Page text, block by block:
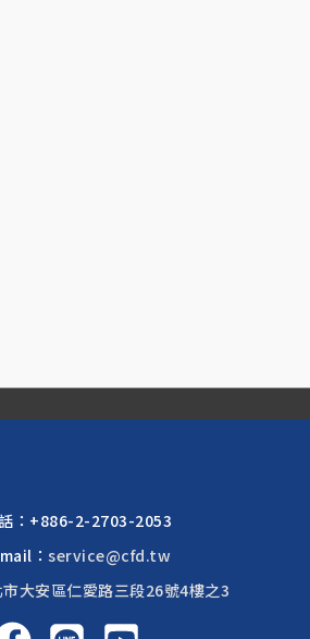
： +886-2-2703-2053
：service@cfd.tw
大安區仁愛路三段26號4樓之3